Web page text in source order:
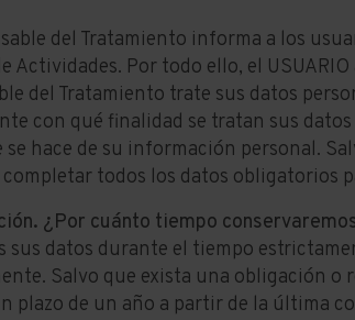
del Tratamiento informa a los
Actividades. Por todo ello, el
del Tratamiento trate sus datos
con qué finalidad se tratan sus
se hace de su información personal.
completar todos los datos obligatorios
¿Por cuánto tiempo
sus datos durante el tiempo
Salvo que exista una obligación o
plazo de un año a partir de la última